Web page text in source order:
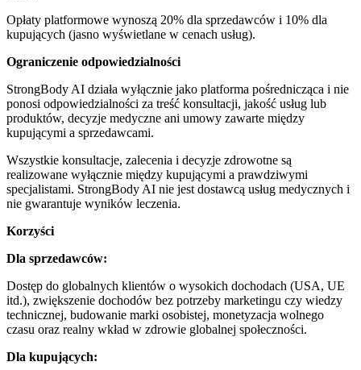
Opłaty platformowe wynoszą 20% dla sprzedawców i 10% dla
kupujących (jasno wyświetlane w cenach usług).
Ograniczenie odpowiedzialności
StrongBody AI działa wyłącznie jako platforma pośrednicząca i nie
ponosi odpowiedzialności za treść konsultacji, jakość usług lub
produktów, decyzje medyczne ani umowy zawarte między
kupującymi a sprzedawcami.
Wszystkie konsultacje, zalecenia i decyzje zdrowotne są
realizowane wyłącznie między kupującymi a prawdziwymi
specjalistami. StrongBody AI nie jest dostawcą usług medycznych i
nie gwarantuje wyników leczenia.
Korzyści
Dla sprzedawców:
Dostęp do globalnych klientów o wysokich dochodach (USA, UE
itd.), zwiększenie dochodów bez potrzeby marketingu czy wiedzy
technicznej, budowanie marki osobistej, monetyzacja wolnego
czasu oraz realny wkład w zdrowie globalnej społeczności.
Dla kupujących: